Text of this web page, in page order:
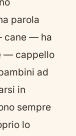
parola
cane — ha
— cappello
ad
in
sempre
lo